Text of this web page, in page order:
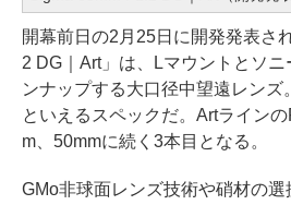
開幕前日の2月25日に開発発表さ
2 DG｜Art」は、Lマウントとソニ
ンナップする大口径中望遠レンズ
といえるスペックだ。Artライン
m、50mmに続く3本目となる。
GMo非球面レンズ技術や硝材の